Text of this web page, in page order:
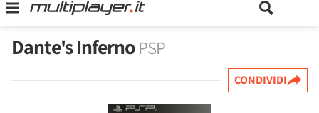
Dante's InfernoPSP
CONDIVIDI